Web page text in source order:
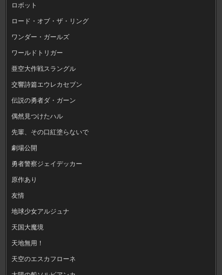
ロボット
ロード・オブ・ザ・リング
ワンダー・ガールズ
ワールドトリガー
亜空大作戦スラングル
交響詩篇エウレカセブン
伝説の勇者ダ・ガーン
偶然見つけたハル
先輩、その口紅塗らないで
劇場公開
勇者警察ジェイデッカー
原作あり
友情
地球少女アルジュナ
天国大魔境
天地無用！
天空のエスカフローネ